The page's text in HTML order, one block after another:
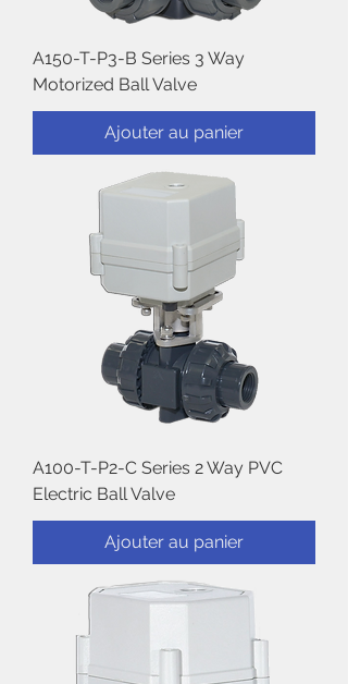
A150-T-P3-B Series 3 Way
Motorized Ball Valve
Ajouter au panier
A100-T-P2-C Series 2 Way PVC
Electric Ball Valve
Ajouter au panier